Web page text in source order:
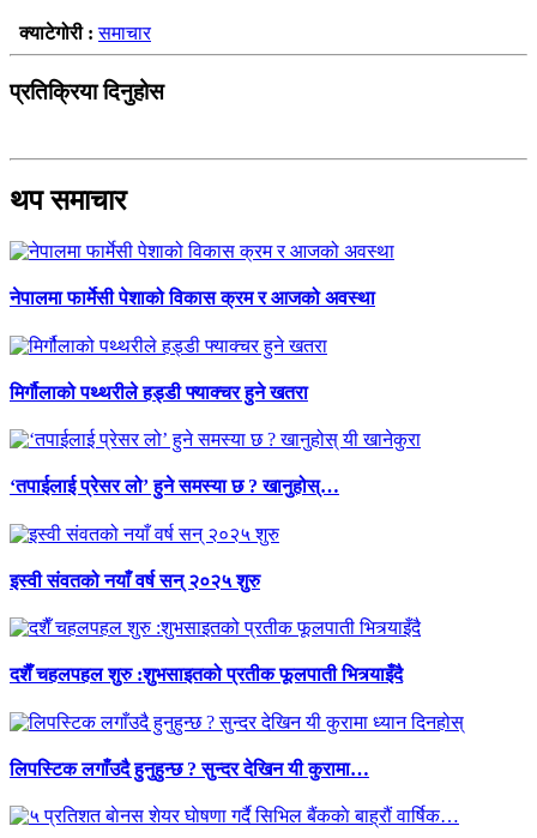
क्याटेगोरी :समाचार
प्रतिक्रिया दिनुहोस
थप समाचार
नेपालमा फार्मेसी पेशाको विकास क्रम र आजको अवस्था
मिर्गौलाको पथ्थरीले हड्डी फ्याक्चर हुने खतरा
‘तपाईलाई प्रेसर लो’ हुने समस्या छ ? खानुहोस्…
इस्वी संवतको नयाँ वर्ष सन् २०२५ शुरु
दशैँ चहलपहल शुरु :शुभसाइतको प्रतीक फूलपाती भित्र्याइँदै
लिपस्टिक लगाँउदै हुनुहुन्छ ? सुन्दर देखिन यी कुरामा…